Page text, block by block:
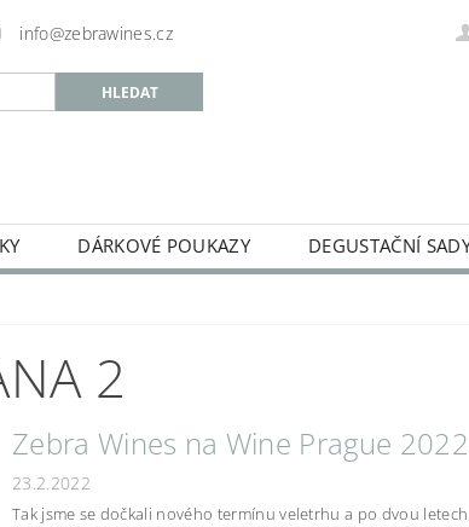
info@zebrawines.cz
DÁRKOVÉ POUKAZY
DEGUSTAČNÍ
2
Zebra Wines na Wine Prague 2022
23.2.2022
Tak jsme se dočkali nového termínu veletrhu a po dvou